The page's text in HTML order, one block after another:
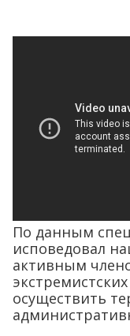
По данным
исповедовал
активным
осуществить